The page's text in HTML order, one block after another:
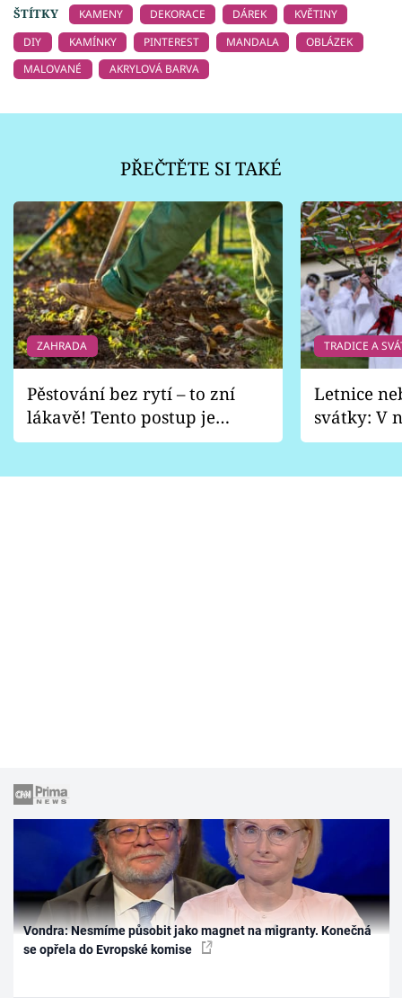
ŠTÍTKY
KAMENY DEKORACE DÁREK
KVĚTINY
DIY
KAMÍNKY PINTEREST MANDALA
OBLÁZEK
MALOVANÉ
AKRYLOVÁ BARVA
PŘEČTĚTE SI TAKÉ
ZAHRADA
Pěstování bez rytí – to zní
lákavě! Tento postup je
vhodný jen pro některé
TRADICE A
Letnice
svátky: V
pondělí
Vondra: Nesmíme působit jako magnet na migranty. Konečná
se opřela do Evropské komise